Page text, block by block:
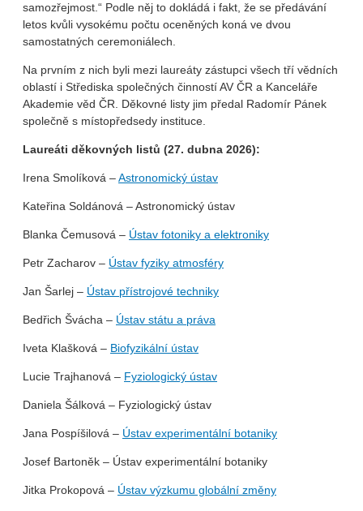
samozřejmost.“ Podle něj to dokládá i fakt, že se předávání
letos kvůli vysokému počtu oceněných koná ve dvou
samostatných ceremoniálech.
Na prvním z nich byli mezi laureáty zástupci všech tří vědních
oblastí i Střediska společných činností AV ČR a Kanceláře
Akademie věd ČR. Děkovné listy jim předal Radomír Pánek
společně s místopředsedy instituce.
Laureáti děkovných listů (27. dubna 2026):
Irena Smolíková –Astronomický ústav
Kateřina Soldánová – Astronomický ústav
Blanka Čemusová – Ústav fotoniky a elektroniky
Petr Zacharov – Ústav fyziky atmosféry
Jan Šarlej – Ústav přístrojové techniky
Bedřich Švácha – Ústav státu a práva
Iveta Klašková – Biofyzikální ústav
Lucie Trajhanová – Fyziologický ústav
Daniela Šálková – Fyziologický ústav
Jana Pospíšilová – Ústav experimentální botaniky
Josef Bartoněk – Ústav experimentální botaniky
Jitka Prokopová – Ústav výzkumu globální změny